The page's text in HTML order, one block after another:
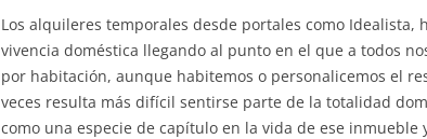
Los alquileres temporales desde portales como Idealista,
vivencia doméstica llegando al punto en el que a todos
por habitación, aunque habitemos o personalicemos el
veces resulta más difícil sentirse parte de la totalidad
como una especie de capítulo en la vida de ese inmueble